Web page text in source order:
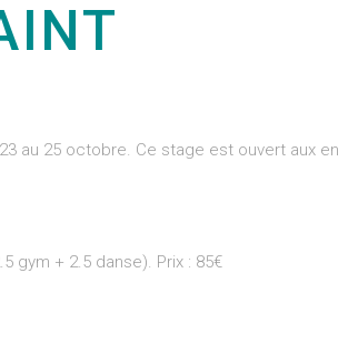
au 25 octobre. Ce stage est ouvert aux
gym + 2.5 danse). Prix : 85€